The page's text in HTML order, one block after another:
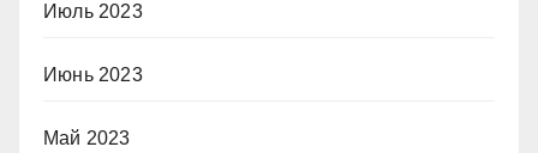
Июль 2023
Июнь 2023
Май 2023